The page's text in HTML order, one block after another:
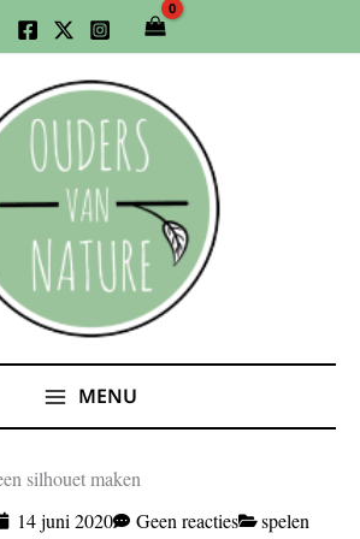
MENU
silhouet maken
14 juni 2020 Geen reacties spelen